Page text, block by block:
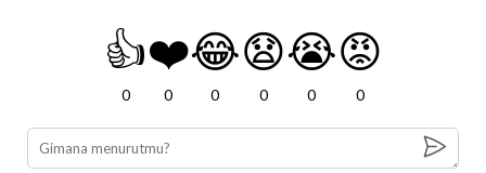
👍
0
❤️
0
😂
0
😧
0
😭
0
😡
0